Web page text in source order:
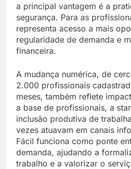
a principal vantagem é a
segurança. Para as
representa acesso a mais
regularidade de demanda e
financeira.
A mudança numérica, de
2.000 profissionais
meses, também reflete
a base de profissionais, a
inclusão produtiva de
vezes atuavam em canais
Fácil funciona como ponte
demanda, ajudando a
trabalho e a valorizar o